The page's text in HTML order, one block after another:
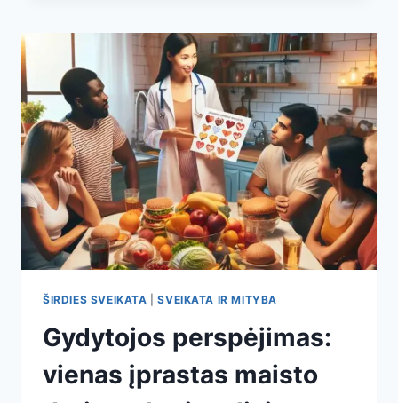
KELIANTYS
„BLOGĄJĮ“
CHOLESTEROLĮ
SVEIKESNĖS
ALTERNATYVOS,
KURIOS
VEIKIA
ŠIRDIES SVEIKATA |SVEIKATA IR MITYBA
Gydytojos perspėjimas:
vienas įprastas maisto